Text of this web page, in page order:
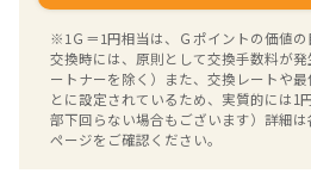
※1Ｇ＝1円相当は、Ｇポイントの価値の
交換時には、原則として交換手数料が
ートナーを除く）また、交換レートや
とに設定されているため、実質的には1
部下回らない場合もございます）詳細
ページをご確認ください。